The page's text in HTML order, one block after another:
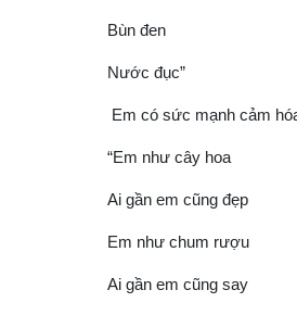
Bùn đen
Nước đục”
Em có sức mạnh cảm
“Em như cây hoa
Ai gần em cũng đẹp
Em như chum rượu
Ai gần em cũng say